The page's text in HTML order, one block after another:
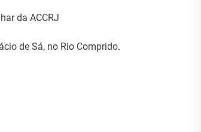
da ACCRJ
de Sá, no Rio Comprido.